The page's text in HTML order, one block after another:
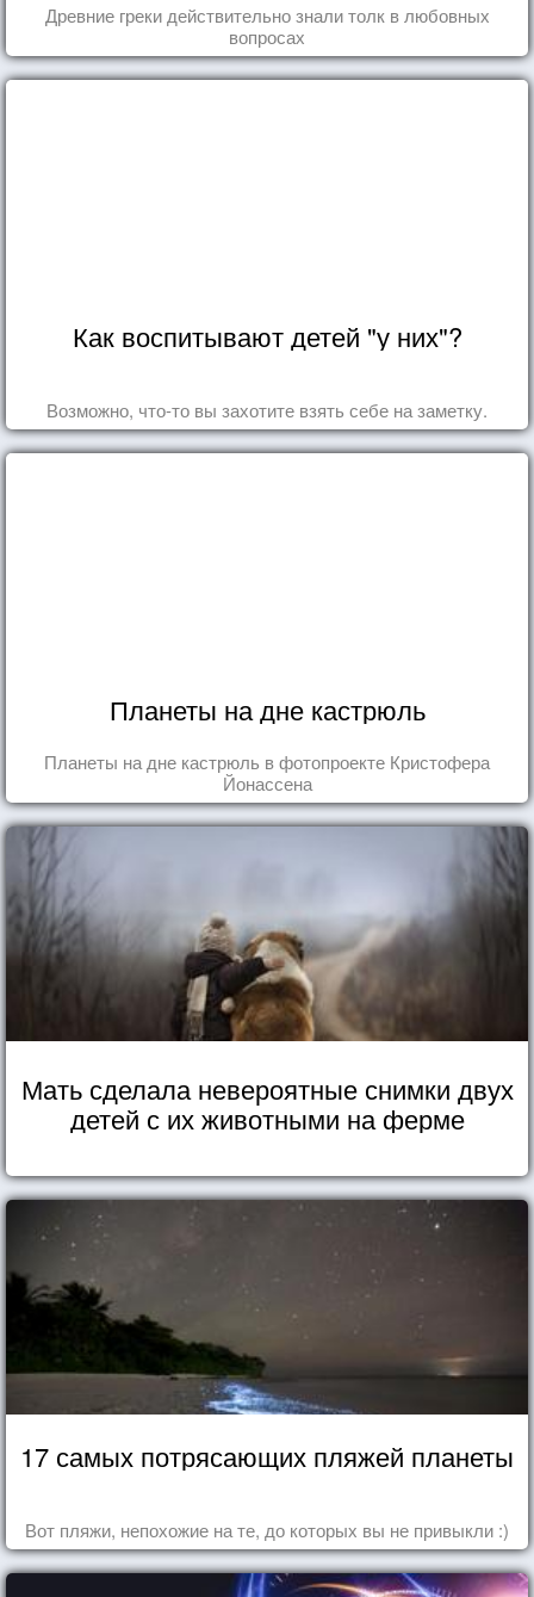
Древние греки действительно знали толк в любовных
вопросах
Как воспитывают детей "у них"?
Возможно, что-то вы захотите взять себе на заметку.
Планеты на дне кастрюль
Планеты на дне кастрюль в фотопроекте Кристофера
Йонассена
Мать сделала невероятные снимки двух
детей с их животными на ферме
17 самых потрясающих пляжей планеты
Вот пляжи, непохожие на те, до которых вы не привыкли :)